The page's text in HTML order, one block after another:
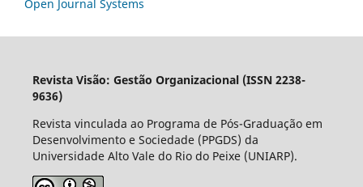
Open Journal Systems
Revista Visão: Gestão Organizacional (ISSN 2238-
9636)
Revista vinculada ao Programa de Pós-Graduação em
Desenvolvimento e Sociedade (PPGDS) da
Universidade Alto Vale do Rio do Peixe (UNIARP).